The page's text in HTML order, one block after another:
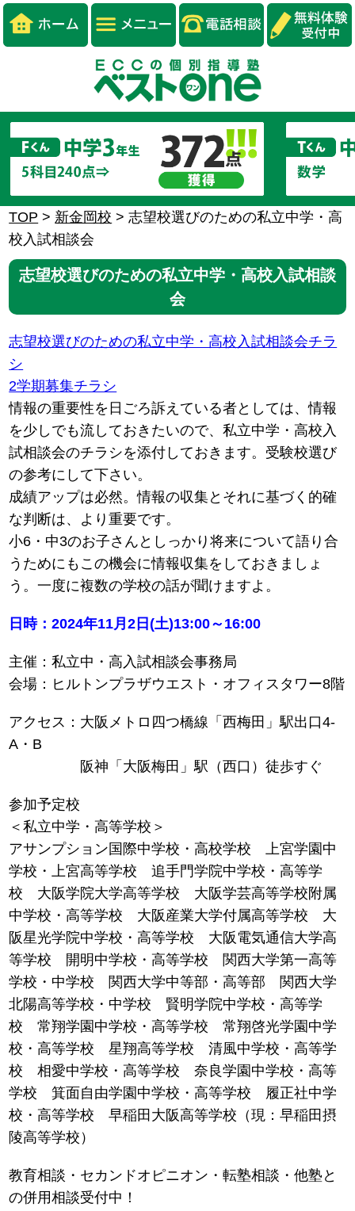
TOP > 新金岡校 >志望校選びのための私立中学・高
校入試相談会
志望校選びのための私立中学・高校入試相談
会
志望校選びのための私立中学・高校入試相談会チラ
シ
2学期募集チラシ
情報の重要性を日ごろ訴えている者としては、情報
を少しでも流しておきたいので、私立中学・高校入
試相談会のチラシを添付しておきます。受験校選び
の参考にして下さい。
成績アップは必然。情報の収集とそれに基づく的確
な判断は、より重要です。
小6・中3のお子さんとしっかり将来について語り合
うためにもこの機会に情報収集をしておきましょ
う。一度に複数の学校の話が聞けますよ。
日時：2024年11月2日(土)13:00～16:00
主催：私立中・高入試相談会事務局
会場：ヒルトンプラザウエスト・オフィスタワー8階
アクセス：大阪メトロ四つ橋線「西梅田」駅出口4-
A・B
阪神「大阪梅田」駅（西口）徒歩すぐ
参加予定校
＜私立中学・高等学校＞
アサンプション国際中学校・高校学校 上宮学園中
学校・上宮高等学校 追手門学院中学校・高等学
校 大阪学院大学高等学校 大阪学芸高等学校附属
中学校・高等学校 大阪産業大学付属高等学校 大
阪星光学院中学校・高等学校 大阪電気通信大学高
等学校 開明中学校・高等学校 関西大学第一高等
学校・中学校 関西大学中等部・高等部 関西大学
北陽高等学校・中学校 賢明学院中学校・高等学
校 常翔学園中学校・高等学校 常翔啓光学園中学
校・高等学校 星翔高等学校 清風中学校・高等学
校 相愛中学校・高等学校 奈良学園中学校・高等
学校 箕面自由学園中学校・高等学校 履正社中学
校・高等学校 早稲田大阪高等学校（現：早稲田摂
陵高等学校）
教育相談・セカンドオピニオン・転塾相談・他塾と
の併用相談受付中！